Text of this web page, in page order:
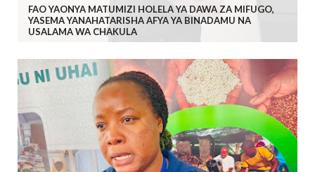
FAO YAONYA MATUMIZI HOLELA YA DAWA ZA MIFUGO,
YASEMA YANAHATARISHA AFYA YA BINADAMU NA
USALAMA WA CHAKULA